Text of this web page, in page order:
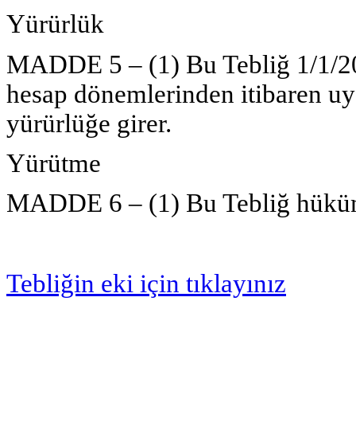
Yürürlük
MADDE 5 – (1) Bu Tebliğ 1/1/
hesap dönemlerinden itibaren
yürürlüğe girer.
Yürütme
MADDE 6 – (1) Bu Tebliğ
Tebliğin eki için tıklayınız